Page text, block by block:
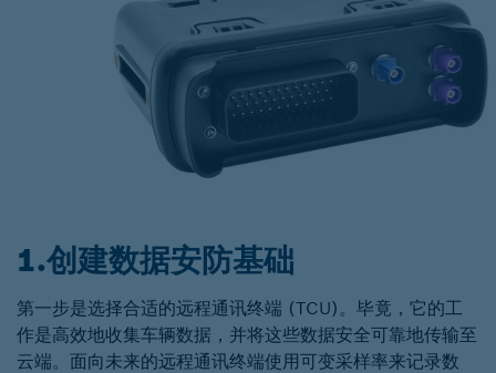
1.创建数据安防基础
第一步是选择合适的远程通讯终端 (TCU)。毕竟，它的工
作是高效地收集车辆数据，并将这些数据安全可靠地传输至
云端。面向未来的远程通讯终端使用可变采样率来记录数